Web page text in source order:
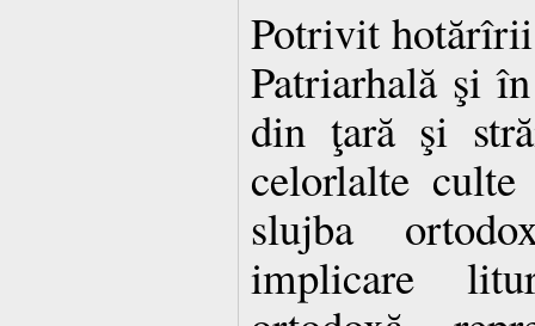
Potrivit hotărîrii
Patriarhală şi
din ţară şi
celorlalte
slujba
implicare